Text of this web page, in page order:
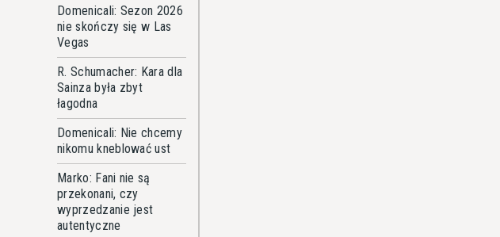
Domenicali: Sezon 2026
nie skończy się w Las
Vegas
R. Schumacher: Kara dla
Sainza była zbyt
łagodna
Domenicali: Nie chcemy
nikomu kneblować ust
Marko: Fani nie są
przekonani, czy
wyprzedzanie jest
autentyczne